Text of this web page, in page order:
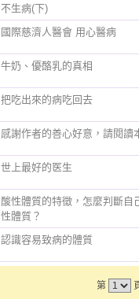
不生病(下)
國際慈濟人醫會 用心醫病
牛奶、優酪乳的真相
把吃出來的病吃回去
感謝作者的善心好意，請閱
世上最好的医生
酸性體質的特徵，怎麼判斷自
性體質？
認識容易致病的體質
第